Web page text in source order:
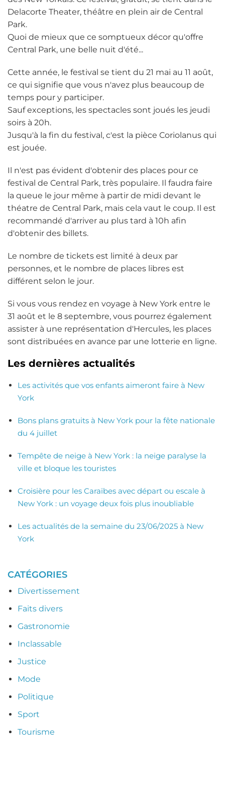
Delacorte Theater, théâtre en plein air de Central
Park.
Quoi de mieux que ce somptueux décor qu'offre
Central Park, une belle nuit d'été...
Cette année, le festival se tient du 21 mai au 11 août,
ce qui signifie que vous n'avez plus beaucoup de
temps pour y participer.
Sauf exceptions, les spectacles sont joués les jeudi
soirs à 20h.
Jusqu'à la fin du festival, c'est la pièce Coriolanus qui
est jouée.
Il n'est pas évident d'obtenir des places pour ce
festival de Central Park, très populaire. Il faudra faire
la queue le jour même à partir de midi devant le
théatre de Central Park, mais cela vaut le coup. Il est
recommandé d'arriver au plus tard à 10h afin
d'obtenir des billets.
Le nombre de tickets est limité à deux par
personnes, et le nombre de places libres est
différent selon le jour.
Si vous vous rendez en voyage à New York entre le
31 août et le 8 septembre, vous pourrez également
assister à une représentation d'Hercules, les places
sont distribuées en avance par une lotterie en ligne.
Les dernières actualités
Les activités que vos enfants aimeront faire à New
York
Bons plans gratuits à New York pour la fête nationale
du 4 juillet
Tempête de neige à New York : la neige paralyse la
ville et bloque les touristes
Croisière pour les Caraïbes avec départ ou escale à
New York : un voyage deux fois plus inoubliable
Les actualités de la semaine du 23/06/2025 à New
York
CATÉGORIES
Divertissement
Faits divers
Gastronomie
Inclassable
Justice
Mode
Politique
Sport
Tourisme